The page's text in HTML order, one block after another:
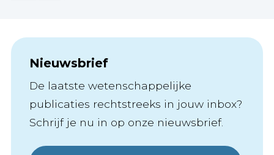
Nieuwsbrief
De laatste wetenschappelijke
publicaties rechtstreeks in jouw inbox?
Schrijf je nu in op onze nieuwsbrief.